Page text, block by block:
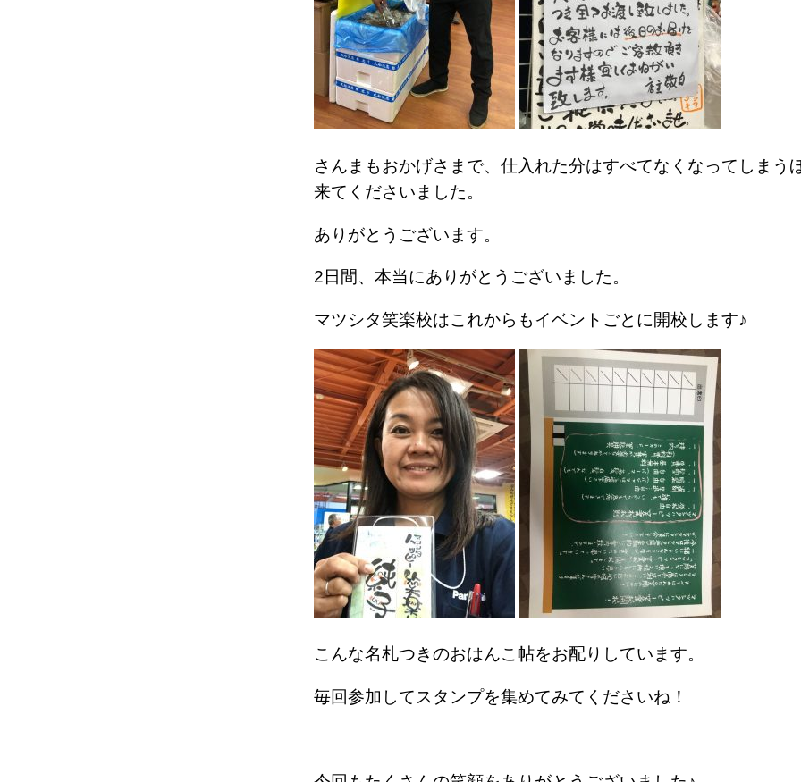
さんまもおかげさまで、仕入れた分はすべてなくなってしまう
来てくださいました。
ありがとうございます。
2日間、本当にありがとうございました。
マツシタ笑楽校はこれからもイベントごとに開校します♪
こんな名札つきのおはんこ帖をお配りしています。
毎回参加してスタンプを集めてみてくださいね！